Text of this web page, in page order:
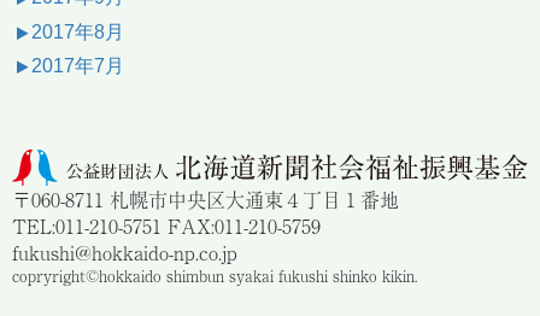
2017年8月
2017年7月
〒060-8711 札幌市中央区大通東４丁目１番地
TEL:011-210-5751 FAX:011-210-5759
fukushi@hokkaido-np.co.jp
copryright©hokkaido shimbun syakai fukushi shinko kikin.